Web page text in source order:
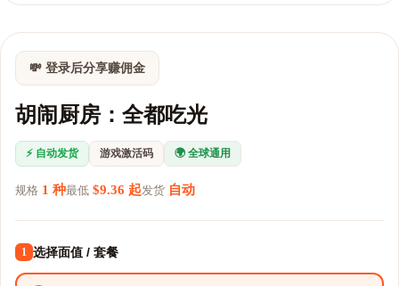
💸 登录后分享赚佣金
胡闹厨房：全都吃光
⚡ 自动发货 游戏激活码 🌍 全球通用
规格 1 种最低 $9.36 起发货 自动
1 选择面值 / 套餐